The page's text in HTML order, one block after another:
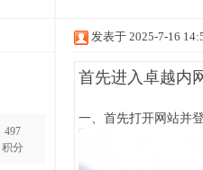
497
积分
发表于 2025-7-16
首先进入卓越内
一、首先打开网站并